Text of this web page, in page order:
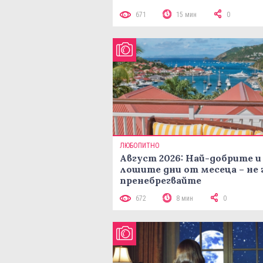
671 15 мин 0
ЛЮБОПИТНО
Август 2026: Най-добрите
лошите дни от месеца – не
пренебрегвайте
672 8 мин 0